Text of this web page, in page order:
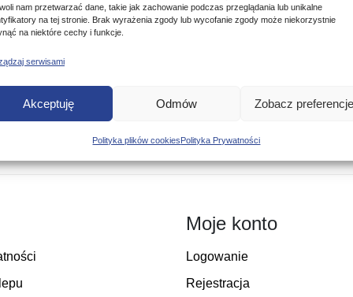
nam przetwarzać dane, takie jak zachowanie podczas przeglądania lub unikalne
na tej stronie. Brak wyrażenia zgody lub wycofanie zgody może niekorzystnie
na niektóre cechy i funkcje.
serwisami
Akceptuję Odmów Zobacz preferencje
Polityka plików cookiesPolityka Prywatności
Original Perch został
za pomocą zewnętrznych
bardziej realistyczny
z niewiarygodnie
ręcznie malowanym
Original Perch…
DO KOSZYKA
Moje konto
Logowanie
Rejestracja